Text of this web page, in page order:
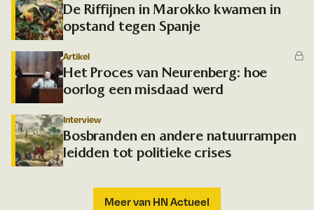
De Riffijnen in Marokko kwamen in
opstand tegen Spanje
Artikel
Het Proces van Neurenberg: hoe
oorlog een misdaad werd
Interview
Bosbranden en andere natuurrampen
leidden tot politieke crises
Meer van HN Actueel